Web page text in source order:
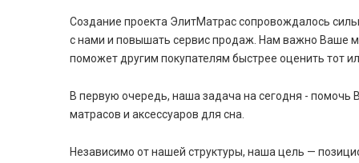
Создание проекта ЭлитМатрас сопровождалось
с нами и повышать сервис продаж. Нам важно Ваше
поможет другим покупателям быстрее оценить тот
В первую очередь, наша задача на сегодня -
матрасов и аксессуаров для сна.
Независимо от нашей структуры, наша цель —